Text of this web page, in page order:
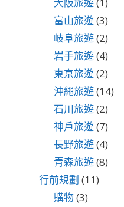
富山旅遊(3)
岐阜旅遊(2)
岩手旅遊(4)
東京旅遊(2)
沖繩旅遊(14)
石川旅遊(2)
神戶旅遊(7)
長野旅遊(4)
青森旅遊(8)
行前規劃 (11)
購物(3)